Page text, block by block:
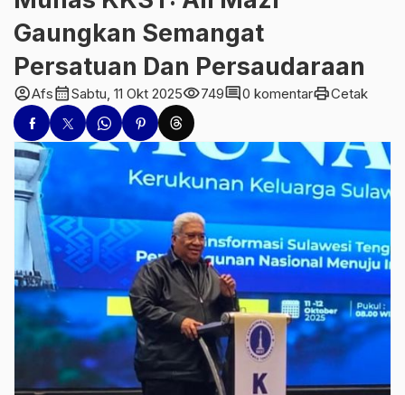
Gaungkan Semangat
Persatuan Dan Persaudaraan
account_circleAfscalendar_monthSabtu, 11 Okt 2025visibility749comment0 komentarprintCetak